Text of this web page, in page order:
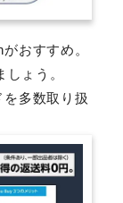
おすすめ。
ょう。
多数取り扱